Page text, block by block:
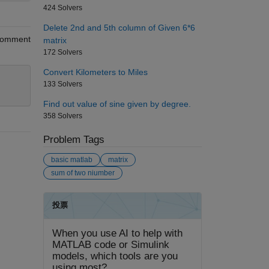
424 Solvers
Delete 2nd and 5th column of Given 6*6
matrix
172 Solvers
Convert Kilometers to Miles
133 Solvers
Find out value of sine given by degree.
358 Solvers
Problem Tags
basic matlab
matrix
sum of two niumber